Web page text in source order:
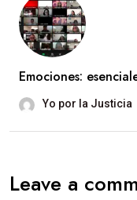
Emociones:
Yo por la Justicia
Leave a